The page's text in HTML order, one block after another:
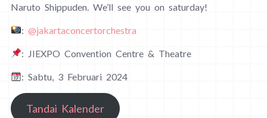
Naruto Shippuden. We’ll see you on saturday!
:@jakartaconcertorchestra
: JIEXPO Convention Centre & Theatre
: Sabtu, 3 Februari 2024
Tandai Kalender